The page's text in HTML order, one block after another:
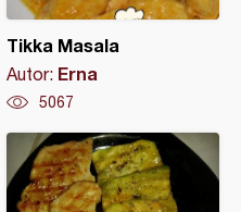
Tikka Masala
Autor: Erna
5067